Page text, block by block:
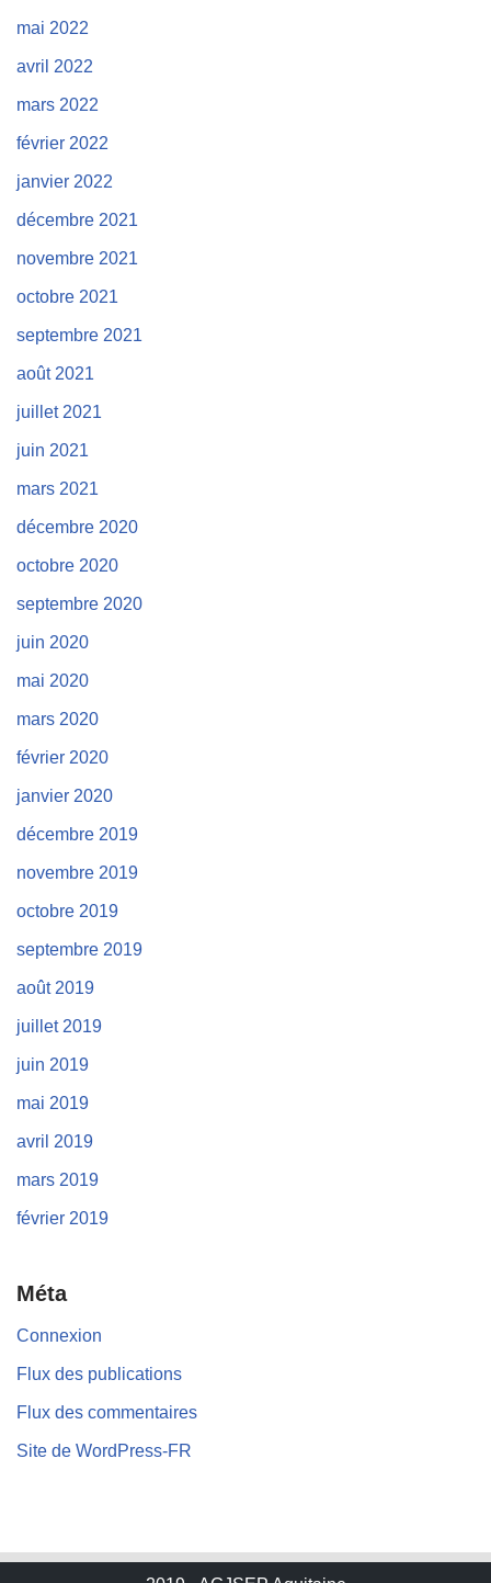
mai 2022
avril 2022
mars 2022
février 2022
janvier 2022
décembre 2021
novembre 2021
octobre 2021
septembre 2021
août 2021
juillet 2021
juin 2021
mars 2021
décembre 2020
octobre 2020
septembre 2020
juin 2020
mai 2020
mars 2020
février 2020
janvier 2020
décembre 2019
novembre 2019
octobre 2019
septembre 2019
août 2019
juillet 2019
juin 2019
mai 2019
avril 2019
mars 2019
février 2019
Méta
Connexion
Flux des publications
Flux des commentaires
Site de WordPress-FR